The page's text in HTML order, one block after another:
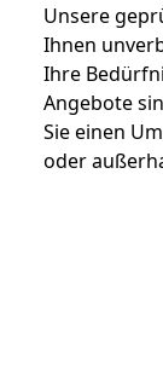
Unsere
Ihnen
Ihre
Angebote
Sie einen
oder